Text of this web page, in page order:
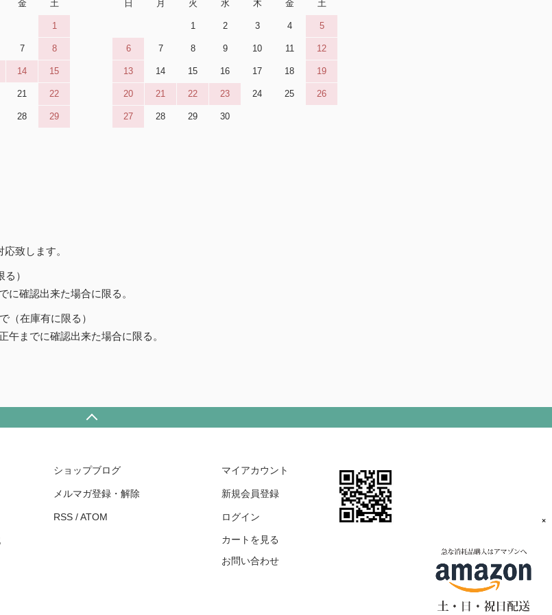
×
金 土
1
7 8
14 15
21 22
28 29
日 月 火 水 木 金 土
1 2 3 4 5
6 7 8 9 10 11 12
13 14 15 16 17 18 19
20 21 22 23 24 25 26
27 28 29 30
致します。
）
確認出来た場合に限る。
（在庫有に限る）
までに確認出来た場合に限る。
ショップブログ
メルマガ登録・解除
RSS /ATOM
マイアカウント
新規会員登録
ログイン
カートを見る
お問い合わせ